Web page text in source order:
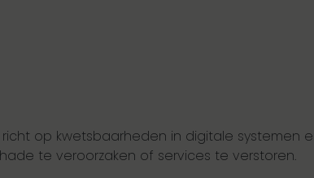
op kwetsbaarheden in digitale systemen
te veroorzaken of services te verstoren.